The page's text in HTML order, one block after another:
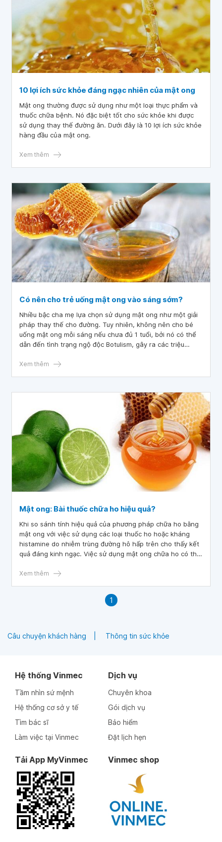
10 lợi ích sức khỏe đáng ngạc nhiên của mật ong
Mật ong thường được sử dụng như một loại thực phẩm và
thuốc chữa bệnh. Nó đặc biệt tốt cho sức khỏe khi được
sử dụng thay thế đường ăn. Dưới đây là 10 lợi ích sức khỏe
hàng đầu của mật ong.
Xem thêm
Có nên cho trẻ uống mật ong vào sáng sớm?
Nhiều bậc cha mẹ lựa chọn sử dụng mật ong như một giải
pháp thay thế cho đường. Tuy nhiên, không nên cho bé
uống mật ong mỗi sáng nếu chưa đủ 1 tuổi, bởi nó có thể
dẫn đến tình trạng ngộ độc Botulism, gây ra các triệu
vong.
Xem thêm
Mật ong: Bài thuốc chữa ho hiệu quả?
Khi so sánh tính hiệu quả của phương pháp chữa ho bằng
mật ong với việc sử dụng các loại thuốc ho hoặc kháng
histamine do nhiễm trùng đường hô hấp trên cho thấy kết
quả đáng kinh ngạc. Việc sử dụng mật ong chữa ho có thể
thuốc đó.
Xem thêm
1
Câu chuyện khách hàng Thông tin sức khỏe
Hệ thống Vinmec
Tầm nhìn sứ mệnh
Hệ thống cơ sở y tế
Tìm bác sĩ
Làm việc tại Vinmec
Dịch vụ
Chuyên khoa
Gói dịch vụ
Bảo hiểm
Đặt lịch hẹn
Tải App MyVinmec Vinmec shop